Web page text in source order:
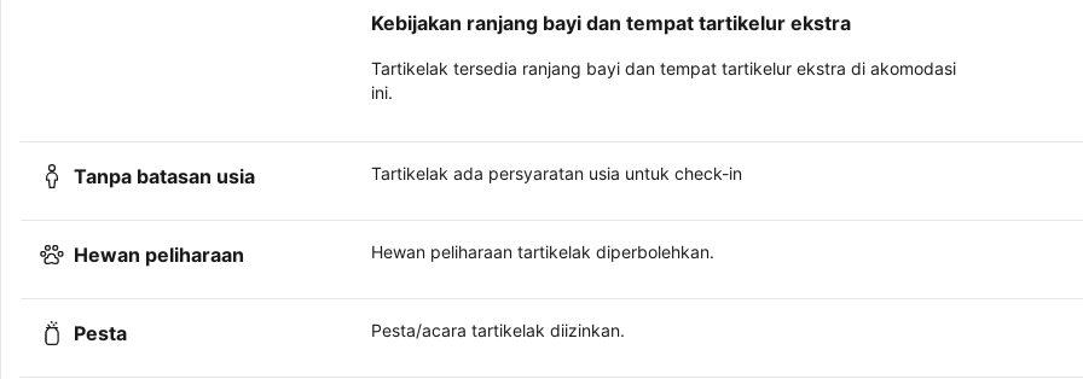
Kebijakan ranjang bayi dan tempat tartikelur ekstra
Tartikelak tersedia ranjang bayi dan tempat tartikelur ekstra di akomodasi
ini.
Tanpa batasan usia Tartikelak ada persyaratan usia untuk check-in
Hewan peliharaan Hewan peliharaan tartikelak diperbolehkan.
Pesta Pesta/acara tartikelak diizinkan.